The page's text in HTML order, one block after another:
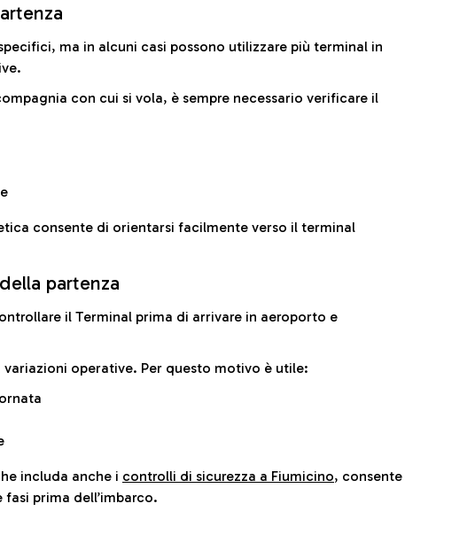
ma in alcuni casi possono utilizzare più terminal in
con cui si vola, è sempre necessario verificare il
consente di orientarsi facilmente verso il terminal
partenza
il Terminal prima di arrivare in aeroporto e
operative. Per questo motivo è utile:
includa anche i controlli di sicurezza a Fiumicino, consente
prima dell’imbarco.